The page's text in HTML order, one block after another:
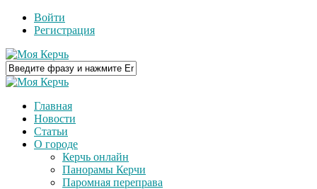
Войти
Регистрация
Главная
Новости
Статьи
О городе
Керчь онлайн
Панорамы Керчи
Паромная переправа